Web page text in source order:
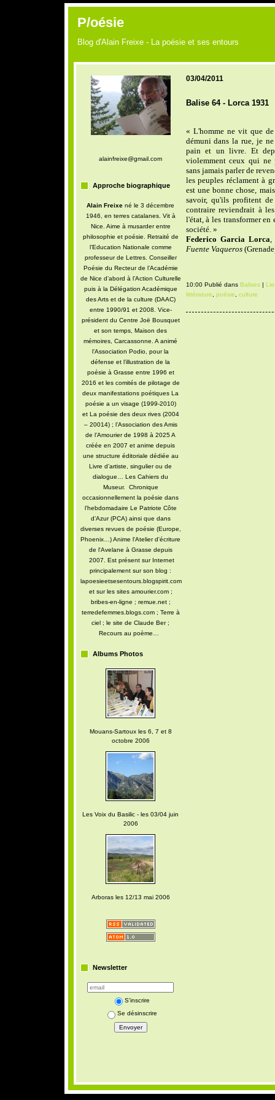
P/oésie
Blog d'Alain Freixe - La poésie et ses entours
alainfreixe@gmail.com
Approche biographique
Alain Freixe né le 3 décembre
1946, en terres catalanes. Vit à
Nice. Aime à musarder entre
philosophie et poésie. Retraité de
l’Education Nationale comme
professeur de Lettres. Conseiller
Poésie du Recteur de l’Académie
de Nice d’abord à l’Action Culturelle
puis à la Délégation Académique
des Arts et de la culture (DAAC)
entre 1990/91 et 2008. Vice-
président du Centre Joë Bousquet
et son temps, Maison des
mémoires, Carcassonne. A animé
l’Association Podio, pour la
défense et l’illustration de la
poésie à Grasse entre 1996 et
2016 et les comités de pilotage de
deux manifestations poétiques La
poésie a un visage (1999-2010)
et La poésie des deux rives (2004
– 20014) ; l’Association des Amis
de l’Amourier de 1998 à 2025 A
créée en 2007 et anime depuis
une structure éditoriale dédiée au
Livre d’artiste, singulier ou de
dialogue… Les Cahiers du
Museur. Chronique
occasionnellement la poésie dans
l’hebdomadaire Le Patriote Côte
d’Azur (PCA) ainsi que dans
diverses revues de poésie (Europe,
Phoenix…) Anime l'Atelier d'écriture
de l'Avelane à Grasse depuis
2007. Est présent sur Internet
principalement sur son blog :
lapoesieetsesentours.blogspirit.com
et sur les sites amourier.com ;
bribes-en-ligne ; remue.net ;
terredefemmes.blogs.com ; Terre à
ciel ; le site de Claude Ber ;
Recours au poème…
Albums Photos
Mouans-Sartoux les 6, 7 et 8
octobre 2006
Les Voix du Basilic - les 03/04 juin
2006
Arboras les 12/13 mai 2006
Newsletter
S'inscrire
Se désinscrire
03/04/2011
Balise 64 - Lorca 1931
« L'homme ne vit que
démuni dans la rue, je
pain et un livre. Et
violemment ceux qui ne
sans jamais parler de
les peuples réclament à
est une bonne chose,
savoir, qu'ils profitent
contraire reviendrait à
l'état, à les transformer
société. »
Federico Garcia Lorca,
Fuente Vaqueros
10:00 Publié dans Balises|
littérature
poésie culture